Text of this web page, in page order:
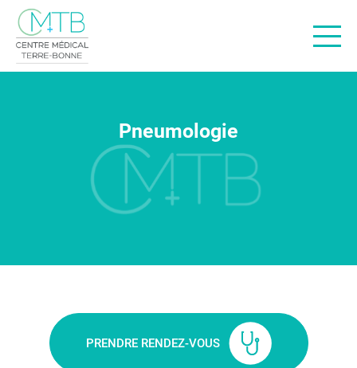
Actualités santé
Offres d’emploi
À propos
PRENDRE RENDEZ-VOUS
Pneumologie
PRENDRE RENDEZ-VOUS